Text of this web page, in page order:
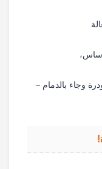
وجاء بالدمام –